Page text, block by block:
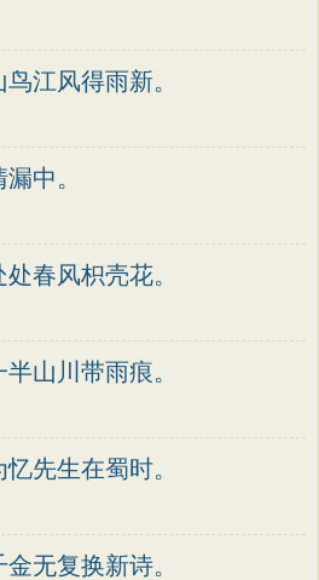
江风得雨新。
中。
春风枳壳花。
山川带雨痕。
先生在蜀时。
无复换新诗。